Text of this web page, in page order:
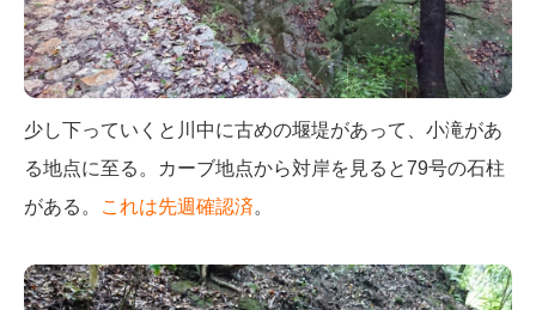
少し下っていくと川中に古めの堰堤があって、小滝があ
る地点に至る。カーブ地点から対岸を見ると79号の石柱
がある。
これは先週確認済。